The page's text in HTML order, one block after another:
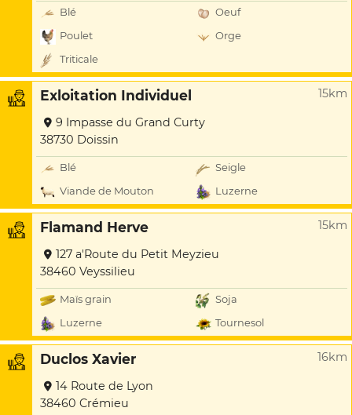
Blé
Oeuf
Poulet
Orge
Triticale
Exloitation Individuel 15km
9 Impasse du Grand Curty
38730 Doissin
Blé
Seigle
Viande de Mouton
Luzerne
Flamand Herve 15km
127 a'Route du Petit Meyzieu
38460 Veyssilieu
Maïs grain
Soja
Luzerne
Tournesol
Duclos Xavier 16km
14 Route de Lyon
38460 Crémieu